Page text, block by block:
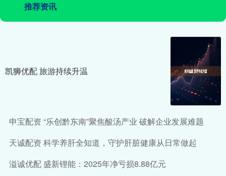
推荐资讯
凯狮优配 旅游持续升温
申宝配资 “乐创黔东南”聚焦酸汤产业 破解企业发展难题
天诚配资 科学养肝全知道，守护肝脏健康从日常做起
溢诚优配 盛新锂能：2025年净亏损8.88亿元